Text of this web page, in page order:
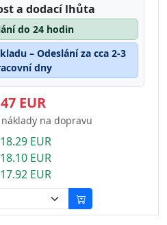
a dodací lhůta
do 24 hodin
– Odeslání za cca 2-3
dny
EUR
náklady na dopravu
EUR
EUR
EUR